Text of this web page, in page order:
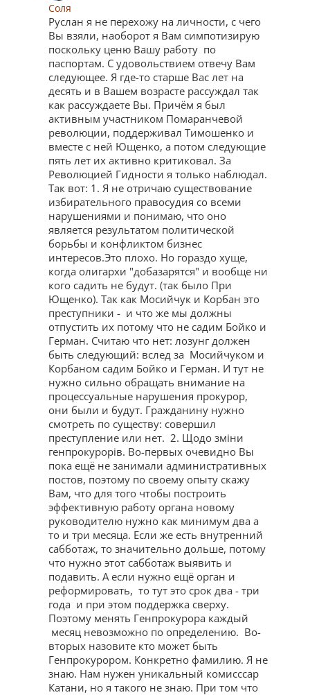
Соля
Руслан я не перехожу на личности, с чего
Вы взяли, наоборот я Вам симпотизирую
поскольку ценю Вашу работу по
паспортам. С удовольствием отвечу Вам
следующее. Я где-то старше Вас лет на
десять и в Вашем возрасте рассуждал так
как рассуждаете Вы. Причём я был
активным участником Помаранчевой
революции, поддерживал Тимошенко и
вместе с ней Ющенко, а потом следующие
пять лет их активно критиковал. За
Революцией Гидности я только наблюдал.
Так вот: 1. Я не отричаю существование
избирательного правосудия со всеми
нарушениями и понимаю, что оно
является результатом политической
борьбы и конфликтом бизнес
интересов.Это плохо. Но гораздо хуще,
когда олигархи "добазарятся" и вообще ни
кого садить не будут. (так было При
Ющенко). Так как Мосийчук и Корбан это
преступники - и что же мы должны
отпустить их потому что не садим Бойко и
Герман. Считаю что нет: лозунг должен
быть следующий: вслед за Мосийчуком и
Корбаном садим Бойко и Герман. И тут не
нужно сильно обращать внимание на
процессуальные нарушения прокурор,
они были и будут. Гражданину нужно
смотреть по существу: совершил
преступление или нет. 2. Щодо зміни
генпрокурорів. Во-первых очевидно Вы
пока ещё не занимали административных
постов, поэтому по своему опыту скажу
Вам, что для того чтобы построить
эффективную работу органа новому
руководителю нужно как минимум два а
то и три месяца. Если же есть внутренний
сабботаж, то значительно дольше, потому
что нужно этот сабботаж выявить и
подавить. А если нужно ещё орган и
реформировать, то тут это срок два - три
года и при этом поддержка сверху.
Поэтому менять Генпрокурора каждый
месяц невозможно по определению. Во-
вторых назовите кто может быть
Генпрокурором. Конкретно фамилию. Я не
знаю. Нам нужен уникальный комисссар
Катани, но я такого не знаю. При том что